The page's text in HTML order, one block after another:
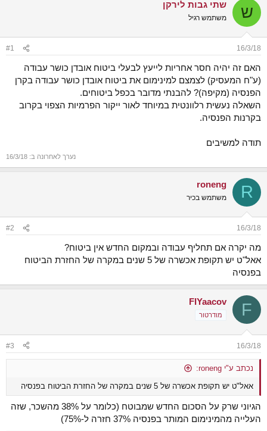
א
א
ך
ש שתי גבות לירקן
משתמש רגיל
16/3/18
#1
האם זה יהיה חסר אחריות לייעץ לבעלי ביטוח אובדן כושר עבודה
(ע"ח המעסיק) לצמצם למינימום את ביטוח אובדן כושר עבודה בקרן
הפנסיה (מקיפה)? להבנתי מדובר בכפל ביטוחים.
השאלה נעשית רלוונטית במיוחד לאור ייקור הפרמיות הצפוי בקרוב
בקרנות הפנסיה.
תודה למשיבים
נערך לאחרונה ב: 16/3/18
R
roneng
משתמש בכיר
16/3/18
#2
מה יקרה אם תחליף עבודה ובמקום החדש אין ביטוח?
אאל"ט יש תקופת אכשרה של 5 שנים במקרה של החזרת הביטוח
בפנסיה
F
FIYaacov
מודרטור
16/3/18
#3
נכתב ע"י roneng:
אאל"ט יש תקופת אכשרה של 5 שנים במקרה של החזרת הביטוח בפנסיה
הגיוני שרק על הסכום החדש שמבוטח (כלומר על 38% מהשכר, שזה
העלייה מהמינימום המותר בפנסיה 37% חזרה ל-75%)